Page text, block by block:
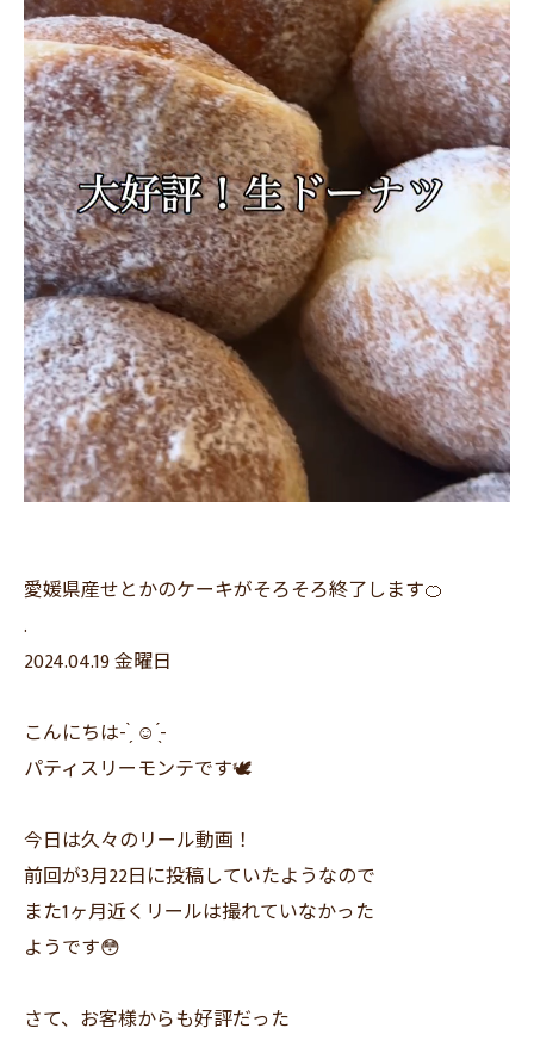
愛媛県産せとかのケーキがそろそろ終了します🍊
.
2024.04.19 金曜日
こんにちは- ̗̀ ☺︎ ̖́-
パティスリーモンテです🕊
今日は久々のリール動画！
前回が3月22日に投稿していたようなので
また1ヶ月近くリールは撮れていなかった
ようです😳
さて、お客様からも好評だった